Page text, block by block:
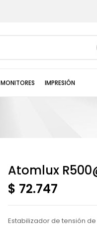
MONITORES IMPRESIÓN
Atomlux
$ 72.747
Estabilizador de tensión